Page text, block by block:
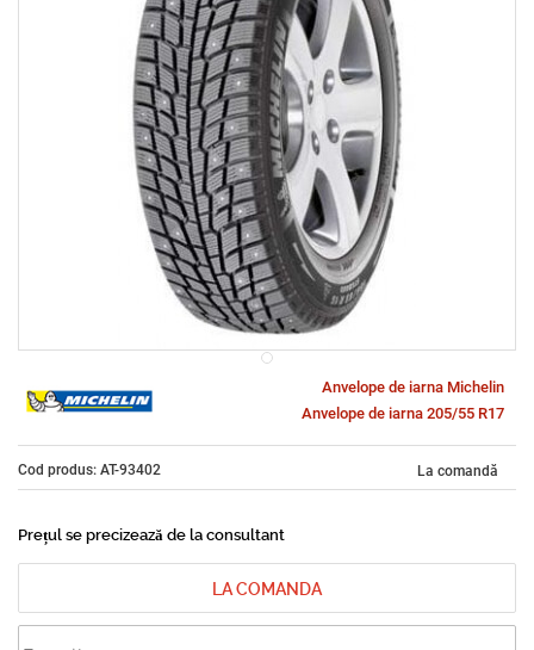
Anvelope de iarna Michelin
Anvelope de iarna 205/55 R17
Cod produs: AT-93402 La comandă
Prețul se precizează de la consultant
LA COMANDA